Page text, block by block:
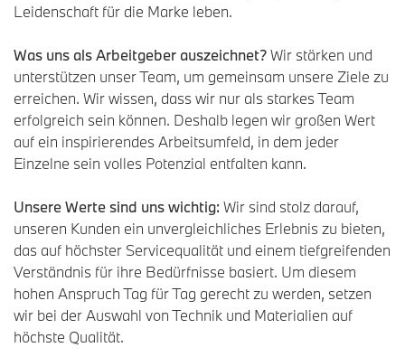
Leidenschaft für die Marke leben.
Was uns als Arbeitgeber auszeichnet?Wir stärken und
unterstützen unser Team, um gemeinsam unsere Ziele zu
erreichen. Wir wissen, dass wir nur als starkes Team
erfolgreich sein können. Deshalb legen wir großen Wert
auf ein inspirierendes Arbeitsumfeld, in dem jeder
Einzelne sein volles Potenzial entfalten kann.
Unsere Werte sind uns wichtig: Wir sind stolz darauf,
unseren Kunden ein unvergleichliches Erlebnis zu bieten,
das auf höchster Servicequalität und einem tiefgreifenden
Verständnis für ihre Bedürfnisse basiert. Um diesem
hohen Anspruch Tag für Tag gerecht zu werden, setzen
wir bei der Auswahl von Technik und Materialien auf
höchste Qualität.